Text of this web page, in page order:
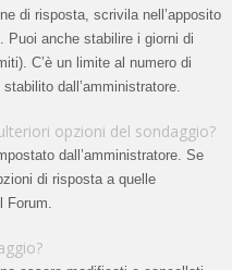
di risposta, scrivila nell’apposito
Puoi anche stabilire i giorni di
C’è un limite al numero di
dall’amministratore.
opzioni del sondaggio?
dall’amministratore. Se
di risposta a quelle
Forum.